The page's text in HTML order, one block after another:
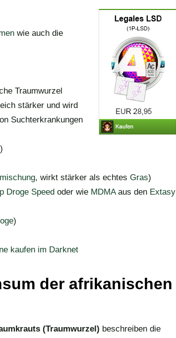
wie auch die
Traumwurzel
stärker und wird
Suchterkrankungen
)
, wirkt stärker als echtes Gras)
Droge Speed oder wie MDMAaus den Extasy
)
kaufen im Darknet
der afrikanischen
(Traumwurzel) beschreiben die